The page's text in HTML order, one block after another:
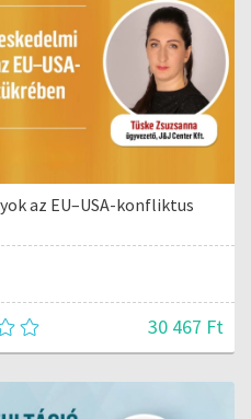
az EU–USA-konfliktus
30 467 Ft